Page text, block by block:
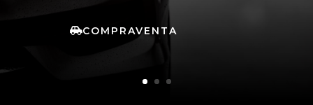
COMPRAVENTA